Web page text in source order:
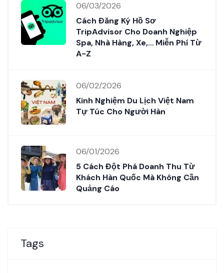
06/03/2026
Cách Đăng Ký Hồ Sơ
TripAdvisor Cho Doanh Nghiệp
Spa, Nhà Hàng, Xe,… Miễn Phí Từ
A-Z
06/02/2026
Kinh Nghiệm Du Lịch Việt Nam
Tự Túc Cho Người Hàn
06/01/2026
5 Cách Đột Phá Doanh Thu Từ
Khách Hàn Quốc Mà Không Cần
Quảng Cáo
Tags